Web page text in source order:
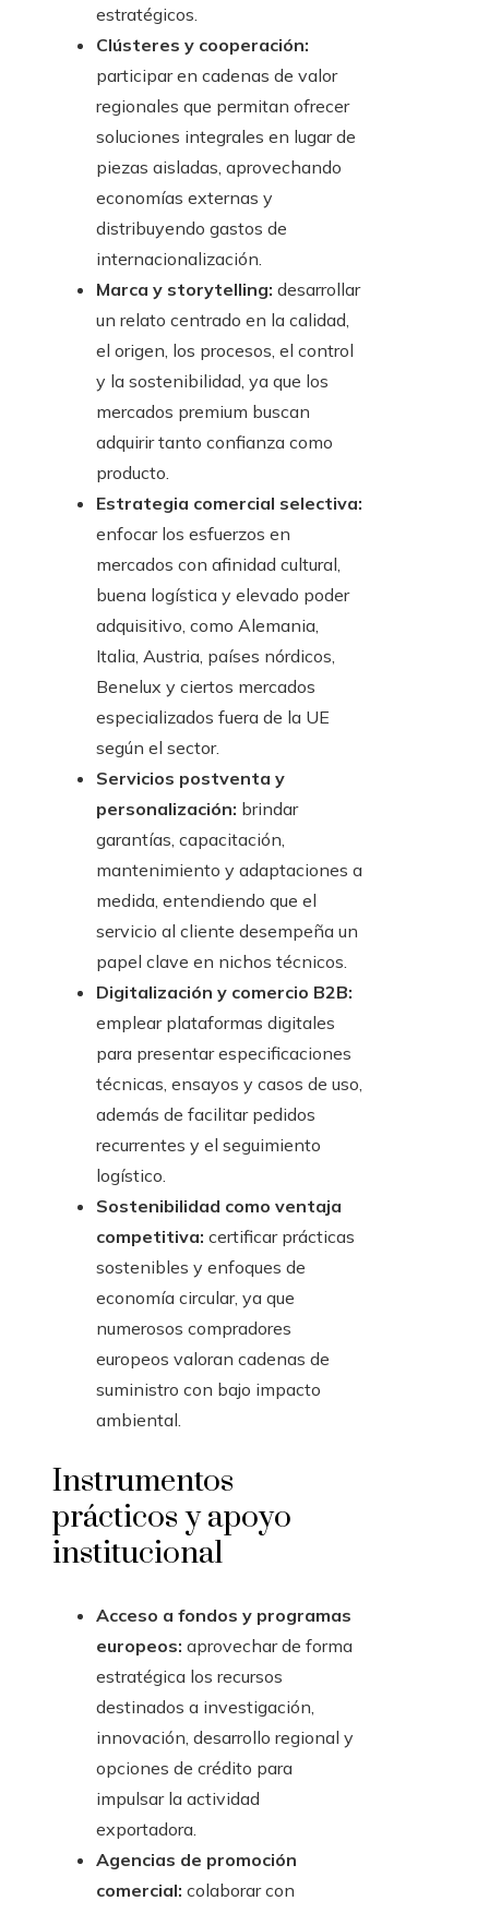
estratégicos.
Clústeres y cooperación:
participar en cadenas de valor
regionales que permitan ofrecer
soluciones integrales en lugar de
piezas aisladas, aprovechando
economías externas y
distribuyendo gastos de
internacionalización.
Marca y storytelling: desarrollar
un relato centrado en la calidad,
el origen, los procesos, el control
y la sostenibilidad, ya que los
mercados premium buscan
adquirir tanto confianza como
producto.
Estrategia comercial selectiva:
enfocar los esfuerzos en
mercados con afinidad cultural,
buena logística y elevado poder
adquisitivo, como Alemania,
Italia, Austria, países nórdicos,
Benelux y ciertos mercados
especializados fuera de la UE
según el sector.
Servicios postventa y
personalización: brindar
garantías, capacitación,
mantenimiento y adaptaciones a
medida, entendiendo que el
servicio al cliente desempeña un
papel clave en nichos técnicos.
Digitalización y comercio B2B:
emplear plataformas digitales
para presentar especificaciones
técnicas, ensayos y casos de uso,
además de facilitar pedidos
recurrentes y el seguimiento
logístico.
Sostenibilidad como ventaja
competitiva: certificar prácticas
sostenibles y enfoques de
economía circular, ya que
numerosos compradores
europeos valoran cadenas de
suministro con bajo impacto
ambiental.
Instrumentos
prácticos y apoyo
institucional
Acceso a fondos y programas
europeos: aprovechar de forma
estratégica los recursos
destinados a investigación,
innovación, desarrollo regional y
opciones de crédito para
impulsar la actividad
exportadora.
Agencias de promoción
comercial: colaborar con